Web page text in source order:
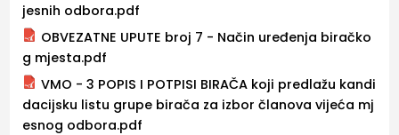
jesnih odbora.pdf
OBVEZATNE UPUTE broj 7 - Način uređenja biračko
g mjesta.pdf
VMO - 3 POPIS I POTPISI BIRAČA koji predlažu kandi
dacijsku listu grupe birača za izbor članova vijeća mj
esnog odbora.pdf